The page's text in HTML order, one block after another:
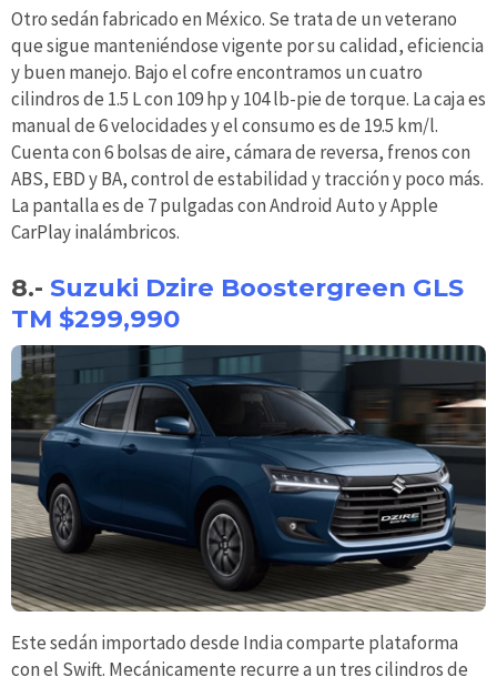
Otro sedán fabricado en México. Se trata de un veterano
que sigue manteniéndose vigente por su calidad, eficiencia
y buen manejo. Bajo el cofre encontramos un cuatro
cilindros de 1.5 L con 109 hp y 104 lb-pie de torque. La caja es
manual de 6 velocidades y el consumo es de 19.5 km/l.
Cuenta con 6 bolsas de aire, cámara de reversa, frenos con
ABS, EBD y BA, control de estabilidad y tracción y poco más.
La pantalla es de 7 pulgadas con Android Auto y Apple
CarPlay inalámbricos.
8.- Suzuki Dzire Boostergreen GLS
TM $299,990
Este sedán importado desde India comparte plataforma
con el Swift. Mecánicamente recurre a un tres cilindros de